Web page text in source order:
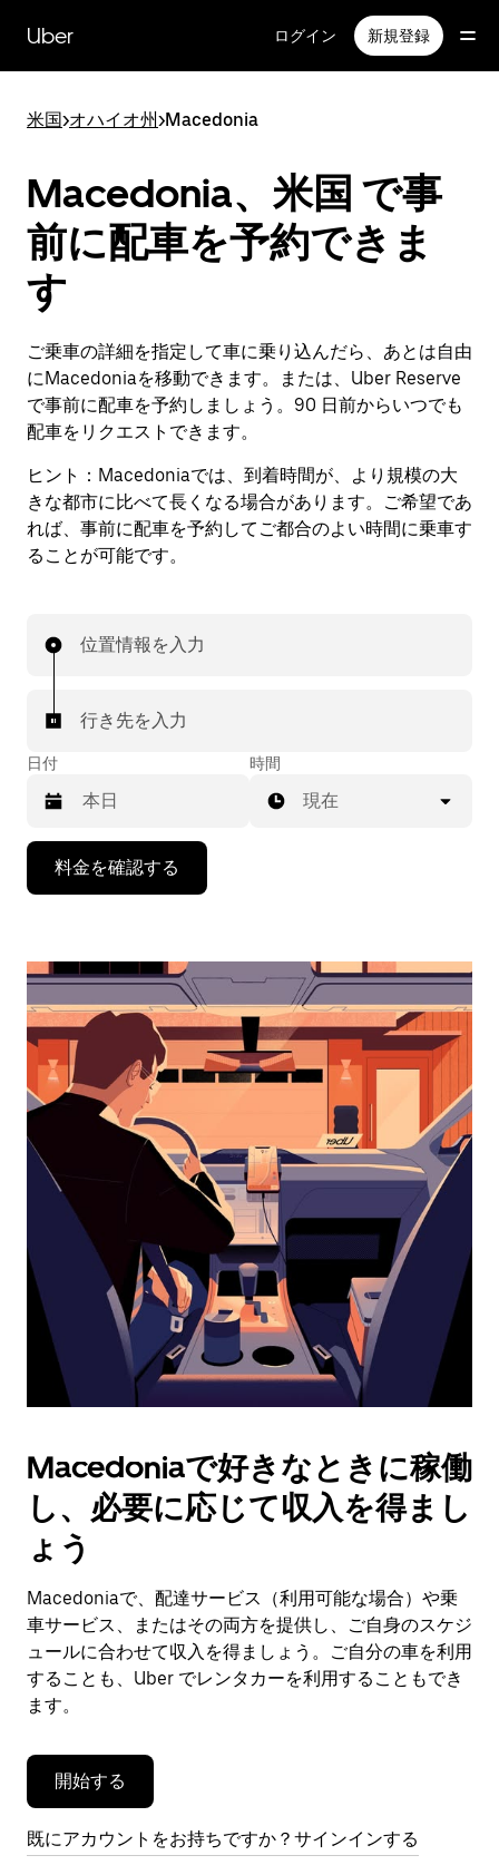
Uber ログイン 新規登録
米国>オハイオ州>Macedonia
Macedonia、米国 で事
前に配車を予約できま
す
ご乗車の詳細を指定して車に乗り込んだら、あとは自由
にMacedoniaを移動できます。または、Uber Reserve
で事前に配車を予約しましょう。90 日前からいつでも
配車をリクエストできます。
ヒント： Macedoniaでは、到着時間が、より規模の大
きな都市に比べて長くなる場合があります。ご希望であ
れば、事前に配車を予約してご都合のよい時間に乗車す
ることが可能です。
位置情報を入力
行き先を入力
日付
で
ン
ダ
ー
を
操
作
し、
を
選
択
す。
ン
で
カ
ン
ー
を
閉
じ
ま
す。
時間
現在
料金を確認する
Macedoniaで好きなときに稼働
し、必要に応じて収入を得まし
ょう
Macedoniaで、配達サービス（利用可能な場合）や乗
車サービス、またはその両方を提供し、ご自身のスケジ
ュールに合わせて収入を得ましょう。ご自分の車を利用
することも、Uber でレンタカーを利用することもでき
ます。
開始する
既にアカウントをお持ちですか？サインインする